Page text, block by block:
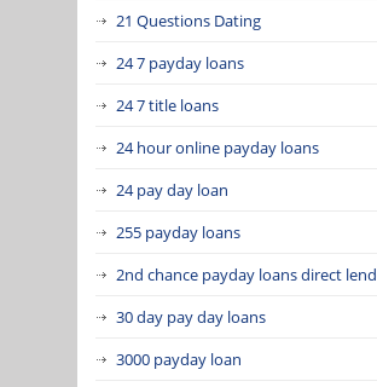
21 Questions Dating
24 7 payday loans
24 7 title loans
24 hour online payday loans
24 pay day loan
255 payday loans
2nd chance payday loans direct
30 day pay day loans
3000 payday loan